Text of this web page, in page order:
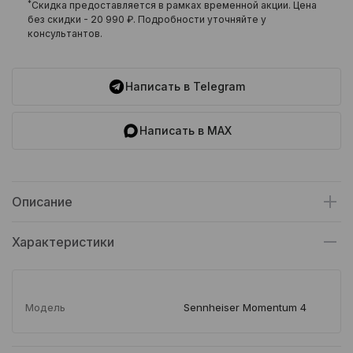
*Скидка предоставляется в рамках временной акции. Цена
без скидки - 20 990 ₽. Подробности уточняйте у
консультантов.
Написать в Telegram
Написать в MAX
Описание
Характеристики
Модель Sennheiser Momentum 4